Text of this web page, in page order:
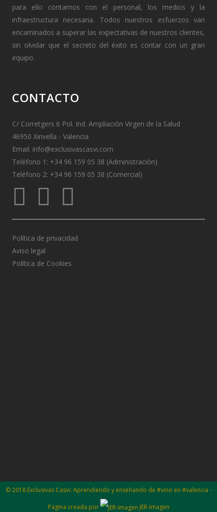
para ello contamos con el personal, los medios y la
infraestructura necesaria. Todos nuestros esfuerzos van
encaminados a superar las expectativas de nuestros clientes,
sin olvidar que el secreto del éxito es contar con un gran
equipo.
CONTACTO
C/ Corretgers 6 Pol. Ind. Ampliación Virgen de la Salud
46950 Xirivella - Valencia
Email: info@exclusivascasvi.com
Teléfono 1: +34 96 159 05 38 (Administración)
Teléfono 2: +34 96 159 05 38 (Comercial)
Política de privacidad
Aviso legal
Política de Cookies
© 2018 Exclusivas Casvi: Aprendiendo y enseñando de #vino en #valencia -
Pagina creada por JER-Imagen